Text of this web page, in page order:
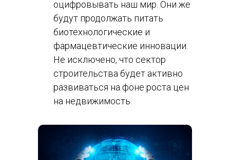
оцифровывать наш мир. Они же
будут продолжать питать
биотехнологические и
фармацевтические инновации.
Не исключено, что сектор
строительства будет активно
развиваться на фоне роста цен
на недвижимость.